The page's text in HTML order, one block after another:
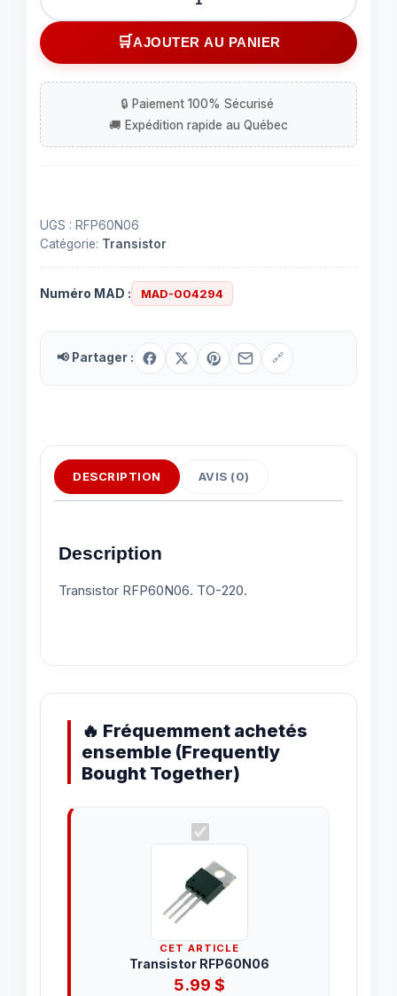
de
Transistor
RFP60N06
AJOUTER AU PANIER
UGS : RFP60N06
Catégorie: Transistor
Numéro MAD : MAD-004294
📢 Partager : 🔗
DESCRIPTION AVIS (0)
Description
Transistor RFP60N06. TO-220.
🔥 Fréquemment achetés
ensemble (Frequently
Bought Together)
CET ARTICLE
Transistor RFP60N06
5.99$